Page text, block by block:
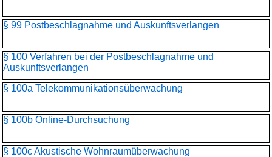
§ 99 Postbeschlagnahme und Auskunftsverlangen
§ 100 Verfahren bei der Postbeschlagnahme und
Auskunftsverlangen
§ 100a Telekommunikationsüber­wachung
§ 100b Online-Durchsuchung
§ 100c Akustische Wohnraumüberwachung